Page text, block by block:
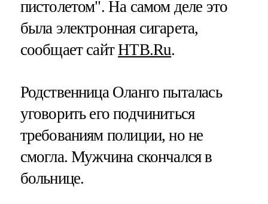
пистолетом". На самом деле это
была электронная сигарета,
сообщает сайтНТВ.Ru.
Родственница Оланго пыталась
уговорить его подчиниться
требованиям полиции, но не
смогла. Мужчина скончался в
больнице.